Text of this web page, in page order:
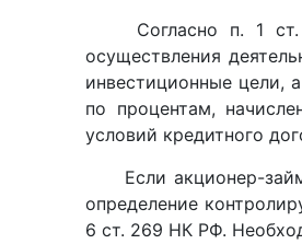
Согласно п. 1
осуществления
инвестиционные цели,
по процентам,
условий кредитного
Если акционер-
определение
6 ст. 269 НК РФ.